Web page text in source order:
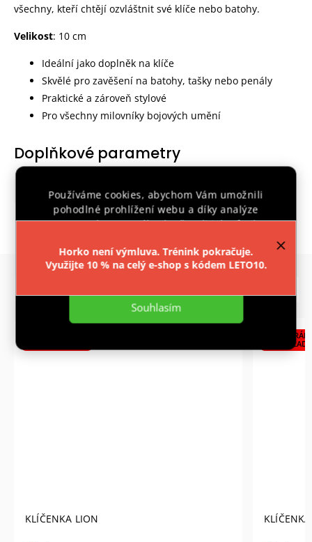
Používáme cookies, abychom Vám umožnili
pohodlné prohlížení webu a díky analýze
provozu webu neustále zlepšovali jeho funkce,
Nastavení
Souhlasím
Horko není výmluva. Trénink pokračuje.
Využijte 10 % na celý e-shop s kódem LETO10.
všechny, kteří chtějí ozvláštnit své klíče nebo batohy.
Velikost: 10 cm
Ideální jako doplněk na klíče
Skvělé pro zavěšení na batohy, tašky nebo penály
Praktické a zároveň stylové
Pro všechny milovníky bojových umění
Doplňkové parametry
Kategorie: PŘÍVĚŠEK A HRAČKY
Záruka: 2 roky
KLÍČENKA LION
SKLAD